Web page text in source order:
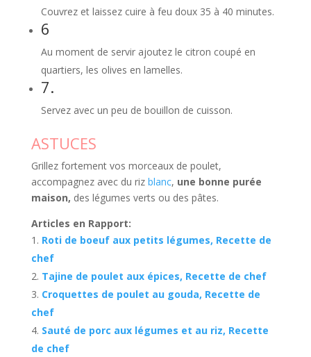
Couvrez et laissez cuire à feu doux 35 à 40 minutes.
6
Au moment de servir ajoutez le citron coupé en
quartiers, les olives en lamelles.
7.
Servez avec un peu de bouillon de cuisson.
ASTUCES
Grillez fortement vos morceaux de poulet,
accompagnez avec du riz blanc, une bonne purée
maison, des légumes verts ou des pâtes.
Articles en Rapport:
Roti de boeuf aux petits légumes, Recette de
chef
Tajine de poulet aux épices, Recette de chef
Croquettes de poulet au gouda, Recette de
chef
Sauté de porc aux légumes et au riz, Recette
de chef